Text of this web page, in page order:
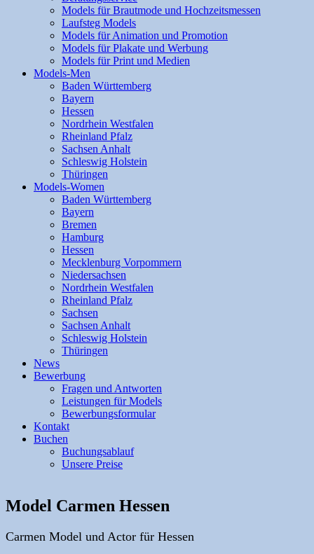
Models für Brautmode und Hochzeitsmessen
Laufsteg Models
Models für Animation und Promotion
Models für Plakate und Werbung
Models für Print und Medien
Models-Men
Baden Württemberg
Bayern
Hessen
Nordrhein Westfalen
Rheinland Pfalz
Sachsen Anhalt
Schleswig Holstein
Thüringen
Models-Women
Baden Württemberg
Bayern
Bremen
Hamburg
Hessen
Mecklenburg Vorpommern
Niedersachsen
Nordrhein Westfalen
Rheinland Pfalz
Sachsen
Sachsen Anhalt
Schleswig Holstein
Thüringen
News
Bewerbung
Fragen und Antworten
Leistungen für Models
Bewerbungsformular
Kontakt
Buchen
Buchungsablauf
Unsere Preise
Model Carmen Hessen
Carmen Model und Actor für Hessen